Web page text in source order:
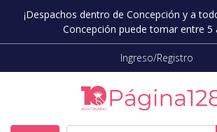
¡Despachos dentro de Concepción y a
Concepción puede tomar entre 5
Ingreso/Registro